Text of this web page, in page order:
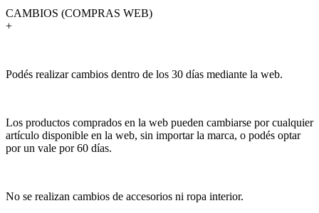
CAMBIOS (COMPRAS WEB)
+
Podés realizar cambios dentro de los 30 días mediante la web.
Los productos comprados en la web pueden cambiarse por cualquier
artículo disponible en la web, sin importar la marca, o podés optar
por un vale por 60 días.
No se realizan cambios de accesorios ni ropa interior.